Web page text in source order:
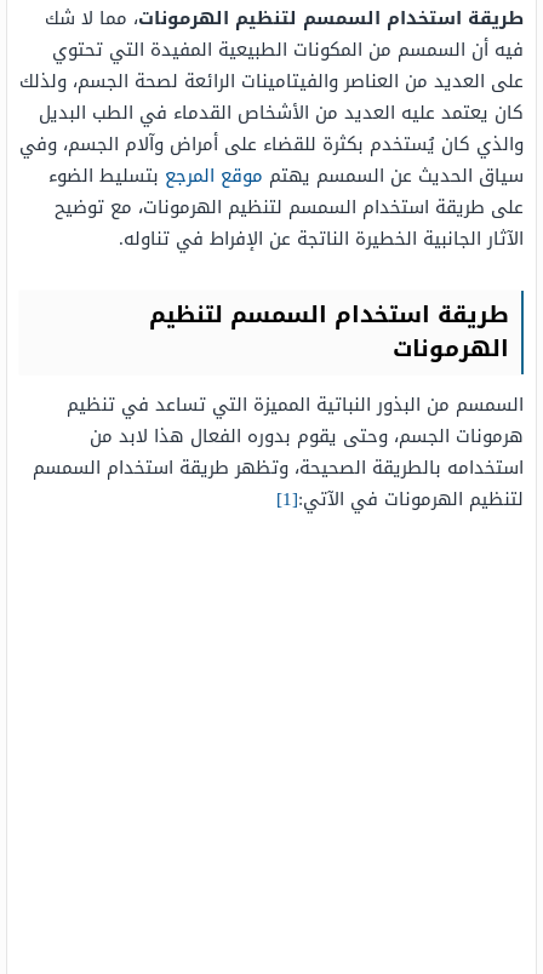
طريقة استخدام السمسم لتنظيم الهرمونات، مما لا شك
فيه أن السمسم من المكونات الطبيعية المفيدة التي تحتوي
على العديد من العناصر والفيتامينات الرائعة لصحة الجسم، ولذلك
كان يعتمد عليه العديد من الأشخاص القدماء في الطب البديل
والذي كان يُستخدم بكثرة للقضاء على أمراض وآلام الجسم، وفي
سياق الحديث عن السمسم يهتم موقع المرجع بتسليط الضوء
على طريقة استخدام السمسم لتنظيم الهرمونات، مع توضيح
الآثار الجانبية الخطيرة الناتجة عن الإفراط في تناوله.
طريقة استخدام السمسم لتنظيم
الهرمونات
السمسم من البذور النباتية المميزة التي تساعد في تنظيم
هرمونات الجسم، وحتى يقوم بدوره الفعال هذا لابد من
استخدامه بالطريقة الصحيحة، وتظهر طريقة استخدام السمسم
لتنظيم الهرمونات في الآتي:[1]